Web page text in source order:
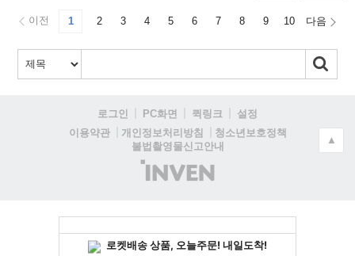
이전 1 2 3 4 5 6 7 8 9 10 다음
로그인 PC화면 퀵링크
설정
이용약관
개인정보처리방침
청소년보호정책
불법촬영물신고안내
(주)
인
▲